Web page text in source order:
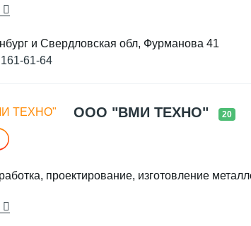
и Свердловская обл, Фурманова 41
61-64
ООО "ВМИ ТЕХНО" 20
проектирование, изготовление